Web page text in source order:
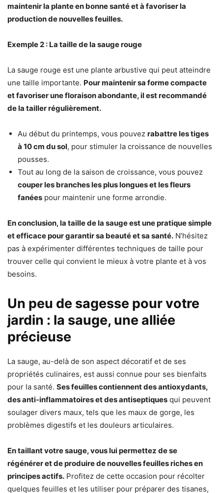
maintenir la plante en bonne santé et à favoriser la
production de nouvelles feuilles.
Exemple 2 : La taille de la sauge rouge
La sauge rouge est une plante arbustive qui peut atteindre
une taille importante. Pour maintenir sa forme compacte
et favoriser une floraison abondante, il est recommandé
de la tailler régulièrement.
Au début du printemps, vous pouvez rabattre les tiges
à 10 cm du sol, pour stimuler la croissance de nouvelles
pousses.
Tout au long de la saison de croissance, vous pouvez
couper les branches les plus longues et les fleurs
fanées pour maintenir une forme arrondie.
En conclusion, la taille de la sauge est une pratique simple
et efficace pour garantir sa beauté et sa santé. N’hésitez
pas à expérimenter différentes techniques de taille pour
trouver celle qui convient le mieux à votre plante et à vos
besoins.
Un peu de sagesse pour votre
jardin : la sauge, une alliée
précieuse
La sauge, au-delà de son aspect décoratif et de ses
propriétés culinaires, est aussi connue pour ses bienfaits
pour la santé. Ses feuilles contiennent des antioxydants,
des anti-inflammatoires et des antiseptiques qui peuvent
soulager divers maux, tels que les maux de gorge, les
problèmes digestifs et les douleurs articulaires.
En taillant votre sauge, vous lui permettez de se
régénérer et de produire de nouvelles feuilles riches en
principes actifs. Profitez de cette occasion pour récolter
quelques feuilles et les utiliser pour préparer des tisanes,